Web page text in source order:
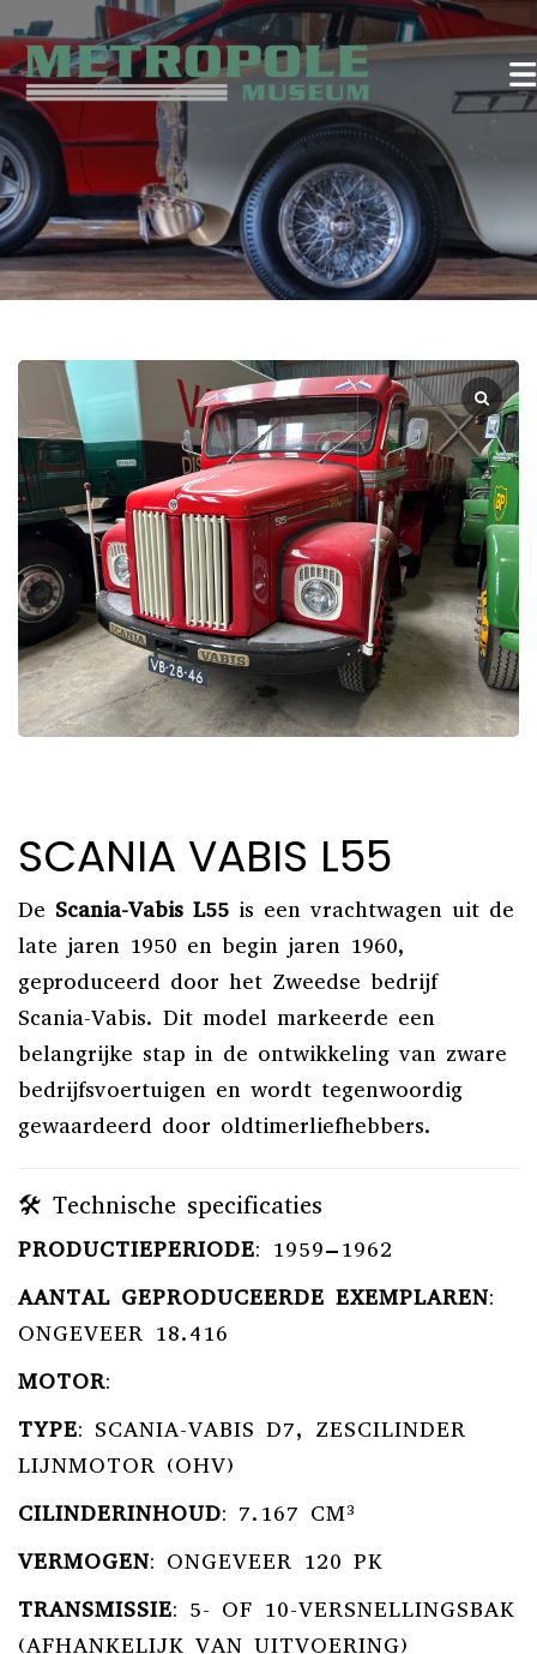
SCANIA VABIS L55
De Scania-Vabis L55 is een vrachtwagen uit de
late jaren 1950 en begin jaren 1960,
geproduceerd door het Zweedse bedrijf
Scania-Vabis. Dit model markeerde een
belangrijke stap in de ontwikkeling van zware
bedrijfsvoertuigen en wordt tegenwoordig
gewaardeerd door oldtimerliefhebbers.
🛠️ Technische specificaties
PRODUCTIEPERIODE: 1959–1962
AANTAL GEPRODUCEERDE EXEMPLAREN:
ONGEVEER 18.416
MOTOR:
TYPE: SCANIA-VABIS D7, ZESCILINDER
LIJNMOTOR (OHV)
CILINDERINHOUD: 7.167 CM³
VERMOGEN: ONGEVEER 120 PK
TRANSMISSIE: 5- OF 10-VERSNELLINGSBAK
(AFHANKELIJK VAN UITVOERING)